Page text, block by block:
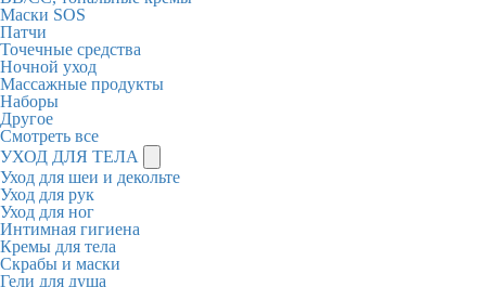
Маски SOS
Патчи
Точечные средства
Ночной уход
Массажные продукты
Наборы
Другое
Смотреть все
УХОД ДЛЯ ТЕЛА
Уход для шеи и декольте
Уход для рук
Уход для ног
Интимная гигиена
Кремы для тела
Скрабы и маски
Гели для душа